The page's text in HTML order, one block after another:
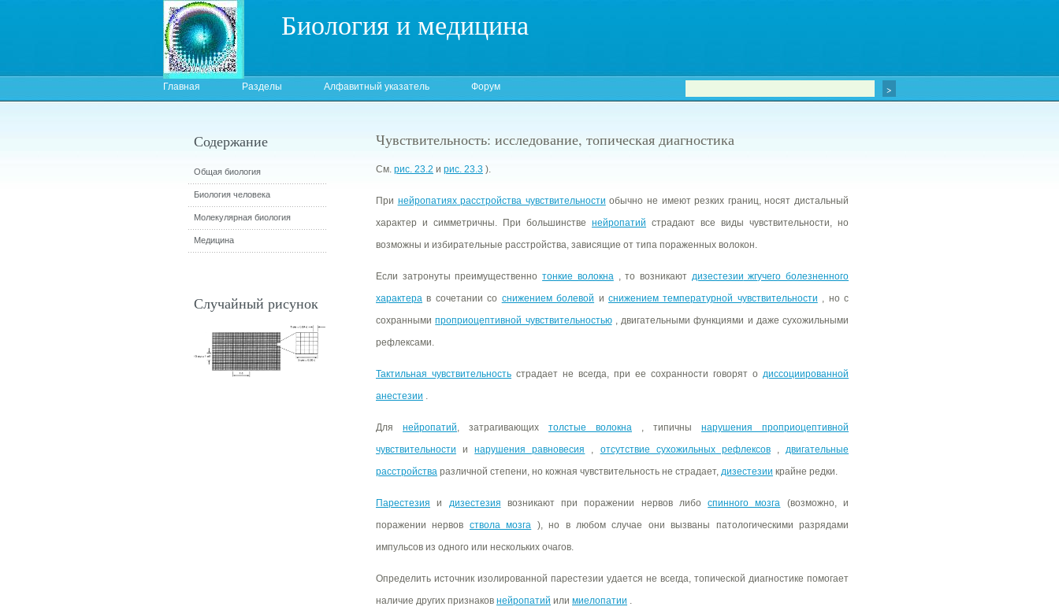
Биология и медицина
Главная Разделы Алфавитный указатель Форум
Чувствительность: исследование, топическая диагностика
См. рис. 23.2 и рис. 23.3 ).
При нейропатияхрасстройства чувствительности обычно не имеют резких границ, носят дистальный
характер и симметричны. При большинстве нейропатий страдают все виды чувствительности, но
возможны и избирательные расстройства, зависящие от типа пораженных волокон.
Если затронуты преимущественнотонкие волокна, то возникают дизестезии жгучего болезненного
характера в сочетании со снижением болевой и снижением температурной чувствительности , но с
сохраннымипроприоцептивной чувствительностью, двигательными функциями и даже сухожильными
рефлексами.
Тактильная чувствительность страдает не всегда, при ее сохранности говорят о диссоциированной
анестезии .
Для нейропатий, затрагивающих толстые волокна , типичны нарушения проприоцептивной
чувствительности инарушения равновесия , отсутствие сухожильных рефлексов,двигательные
расстройства различной степени, но кожная чувствительность не страдает, дизестезии крайне редки.
Парестезия и дизестезия возникают при поражении нервов либоспинного мозга (возможно, и
поражении нервов ствола мозга ), но в любом случае они вызваны патологическими разрядами
импульсов из одного или нескольких очагов.
Определить источник изолированной парестезии удается не всегда, топической диагностике помогает
наличие других признаков нейропатий или миелопатии .
Содержание
Общая биология
Биология человека
Молекулярная биология
Медицина
Случайный рисунок